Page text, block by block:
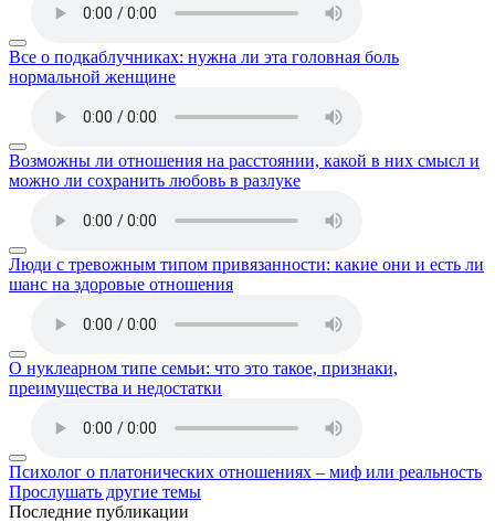
Все о подкаблучниках: нужна ли эта головная боль
нормальной женщине
Возможны ли отношения на расстоянии, какой в них смысл и
можно ли сохранить любовь в разлуке
Люди с тревожным типом привязанности: какие они и есть ли
шанс на здоровые отношения
О нуклеарном типе семьи: что это такое, признаки,
преимущества и недостатки
Психолог о платонических отношениях – миф или реальность
Прослушать другие темы
Последние публикации